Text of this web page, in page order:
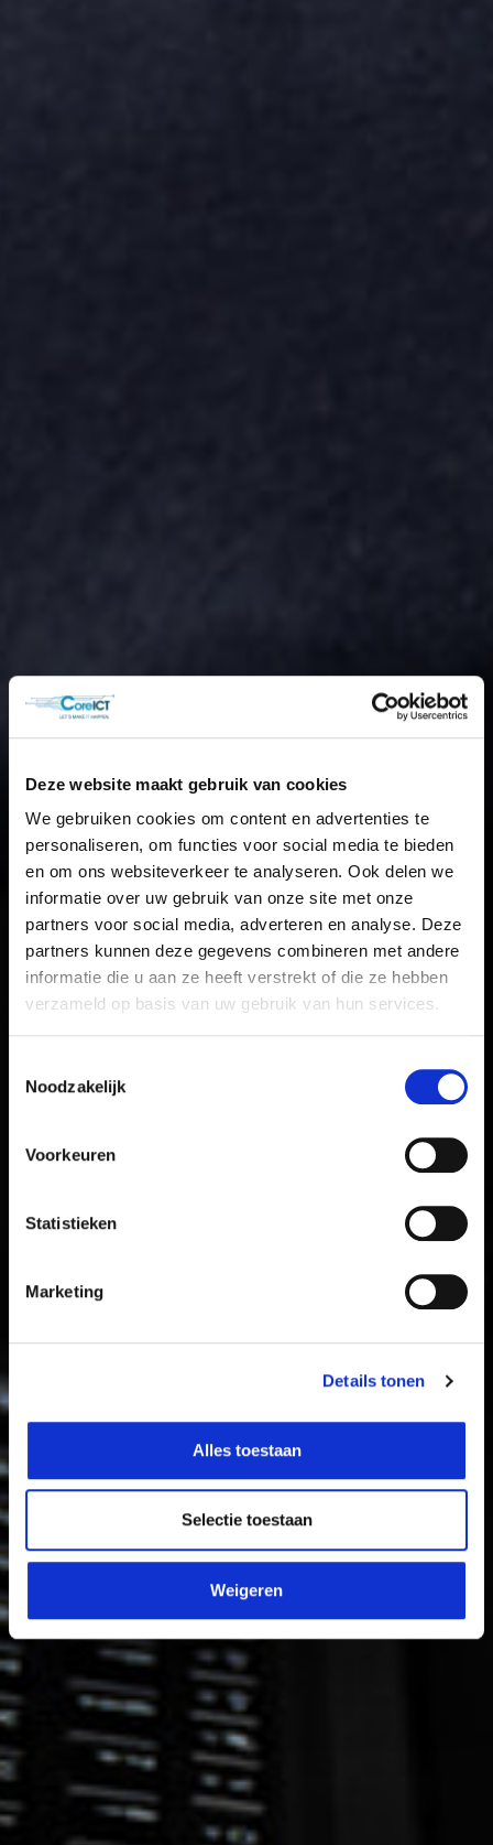
Deze website maakt gebruik van cookies
We gebruiken cookies om content en advertenties te
personaliseren, om functies voor social media te bieden
en om ons websiteverkeer te analyseren. Ook delen we
informatie over uw gebruik van onze site met onze
partners voor social media, adverteren en analyse. Deze
partners kunnen deze gegevens combineren met andere
informatie die u aan ze heeft verstrekt of die ze hebben
verzameld op basis van uw gebruik van hun services.
Noodzakelijk
Voorkeuren
Statistieken
Marketing
Details tonen
Alles toestaan
Selectie toestaan
Weigeren